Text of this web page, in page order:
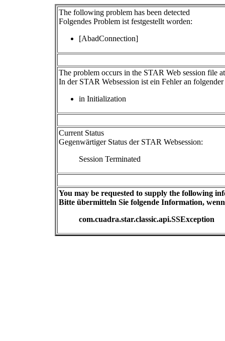
The following problem has been detected
Folgendes Problem ist festgestellt worden:
[AbadConnection]
The problem occurs in the STAR Web session file
In der STAR Websession ist ein Fehler an
in Initialization
Current Status
Gegenwärtiger Status der STAR Websession:
Session Terminated
You may be requested to supply the following
Bitte übermitteln Sie folgende Information,
com.cuadra.star.classic.api.SSException